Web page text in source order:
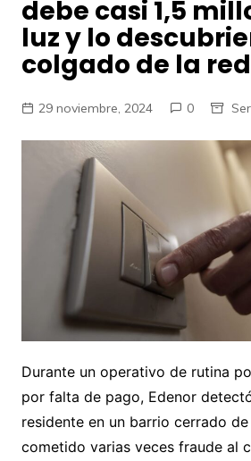
debe casi 1,5
luz y lo
colgado de la
29 noviembre, 2024 0
Durante un operativo de rutina
por falta de pago, Edenor
residente en un barrio cerrado
cometido varias veces fraude al